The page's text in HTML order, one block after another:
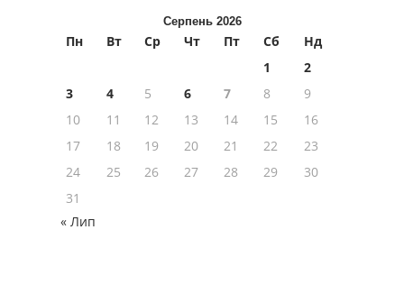
Серпень 2026
Пн Вт Ср Чт Пт Сб
Нд
1
2
3
4 5 6 7 8
9
10
11 12 13 14 15
16
17
18 19 20 21 22
23
24
25 26 27 28 29
30
31
« Лип